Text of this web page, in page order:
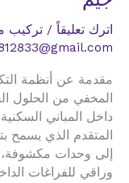
اترك تعليقاً / تركيب
مقدمة عن أنظمة
المخفي من الحلول
داخل المباني
المتقدم الذي يسمح
إلى وحدات
وراقي للفراغات